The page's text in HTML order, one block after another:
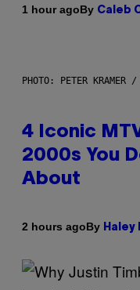
1 hour agoBy Caleb
PHOTO: PETER KRAMER
4 Iconic
2000s You
About
2 hours agoBy Haley